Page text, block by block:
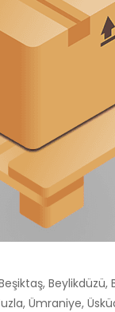
Ümraniye,